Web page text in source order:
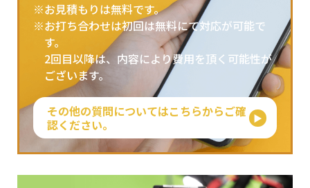
※お見積もりは無料です。
※お打ち合わせは初回は無料にて対応が可能で
す。
2回目以降は、内容により費用を頂く可能性が
ございます。
その他の質問についてはこちらからご確
認ください。